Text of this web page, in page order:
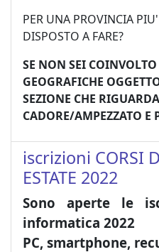
PER UNA PROVINCIA
DISPOSTO A FARE?
SE NON SEI COINVOLTO
GEOGRAFICHE
SEZIONE CHE
CADORE/AMPEZZATO E
iscrizioni CORSI
ESTATE 2022
Sono aperte le
informatica 2022
PC, smartphone,